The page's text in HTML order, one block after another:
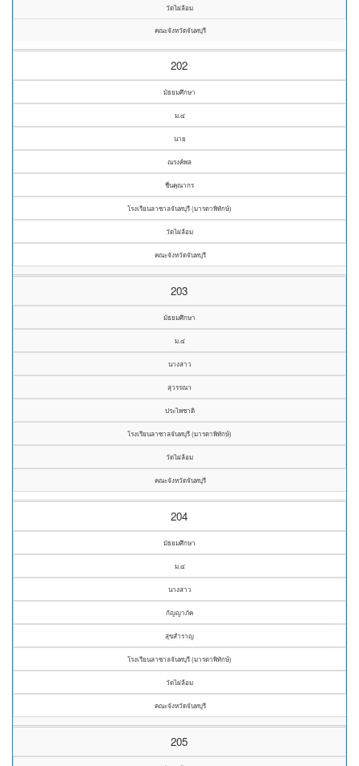
วัดไผ่ล้อม
คณะจังหวัดจันทบุรี
202
มัธยมศึกษา
ม.๔
นาย
ณรงค์พล
ชื่นคุณากร
โรงเรียนลาซาลจันทบุรี (มารดาพิทักษ์)
วัดไผ่ล้อม
คณะจังหวัดจันทบุรี
203
มัธยมศึกษา
ม.๔
นางสาว
สุวรรณา
ประไพชาติ
โรงเรียนลาซาลจันทบุรี (มารดาพิทักษ์)
วัดไผ่ล้อม
คณะจังหวัดจันทบุรี
204
มัธยมศึกษา
ม.๔
นางสาว
กัญญาภัค
สุขสำราญ
โรงเรียนลาซาลจันทบุรี (มารดาพิทักษ์)
วัดไผ่ล้อม
คณะจังหวัดจันทบุรี
205